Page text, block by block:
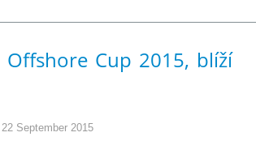
Offshore Cup 2015, blíží
September 2015